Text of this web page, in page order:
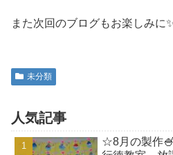
また次回のブログもお楽しみに
未分類
人気記事
☆8月の製作